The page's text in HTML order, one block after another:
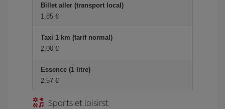
Billet aller (transport local)
1,85 €
Taxi 1 km (tarif normal)
2,00 €
Essence (1 litre)
2,57 €
Sports et loisirst